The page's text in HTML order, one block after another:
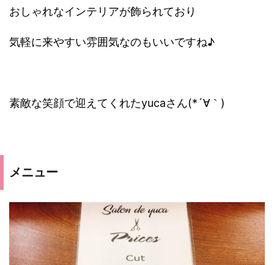
おしゃれなインテリアが飾られており
気軽に来やすい雰囲気なのもいいですね♪
素敵な笑顔で迎えてくれたyucaさん(*´∀｀)
メニュー